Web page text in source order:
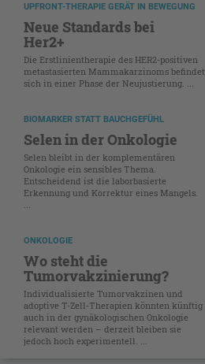
UPFRONT-THERAPIE GERÄT IN BEWEGUNG
Neue Standards bei
Her2+
Die Erstlinientherapie des HER2-positiven
metastasierten Mammakarzinoms befindet
sich in einer Phase der Neujustierung. ...
BIOMARKER STATT BAUCHGEFÜHL
Selen in der Onkologie
Selen bleibt in der komplementären
Onkologie ein sensibles Thema.
Entscheidend ist die laborbasierte
Erkennung und Korrektur eines Mangels.
ONKOLOGIE
Wo steht die
Tumorvakzinierung?
Individualisierte Tumorvakzinen und
adoptive T-Zell-Therapien könnten künftig
auch in der gynäkologischen Onkologie
relevant werden – derzeit bleiben sie
jedoch hoch experimentell. ...